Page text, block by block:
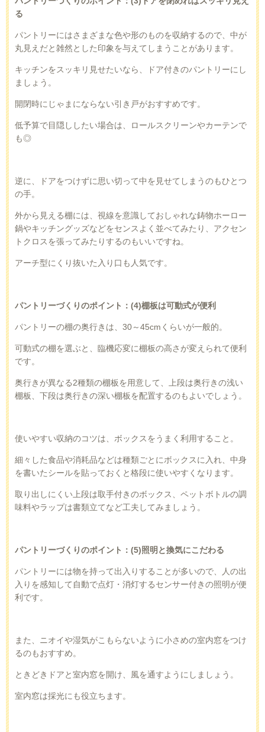
る
パントリーにはさまざまな色や形のものを収納するので、中が
丸見えだと雑然とした印象を与えてしまうことがあります。
キッチンをスッキリ見せたいなら、ドア付きのパントリーにし
ましょう。
開閉時にじゃまにならない引き戸がおすすめです。
低予算で目隠ししたい場合は、ロールスクリーンやカーテンで
も◎
逆に、ドアをつけずに思い切って中を見せてしまうのもひとつ
の手。
外から見える棚には、視線を意識しておしゃれな鋳物ホーロー
鍋やキッチングッズなどをセンスよく並べてみたり、アクセン
トクロスを張ってみたりするのもいいですね。
アーチ型にくり抜いた入り口も人気です。
パントリーづくりのポイント： (4)棚板は可動式が便利
パントリーの棚の奥行きは、 30～45cm くらいが一般的。
可動式の棚を選ぶと、臨機応変に棚板の高さが変えられて便利
です。
奥行きが異なる2種類の棚板を用意して、上段は奥行きの浅い
棚板、下段は奥行きの深い棚板を配置するのもよいでしょう。
使いやすい収納のコツは、ボックスをうまく利用すること。
細々した食品や消耗品などは種類ごとにボックスに入れ、中身
を書いたシールを貼っておくと格段に使いやすくなります。
取り出しにくい上段は取手付きのボックス、ペットボトルの調
味料やラップは書類立てなど工夫してみましょう。
パントリーづくりのポイント： (5)照明と換気にこだわる
パントリーには物を持って出入りすることが多いので、人の出
入りを感知して自動で点灯・消灯するセンサー付きの照明が便
利です。
また、ニオイや湿気がこもらないように小さめの室内窓をつけ
るのもおすすめ。
ときどきドアと室内窓を開け、風を通すようにしましょう。
室内窓は採光にも役立ちます。